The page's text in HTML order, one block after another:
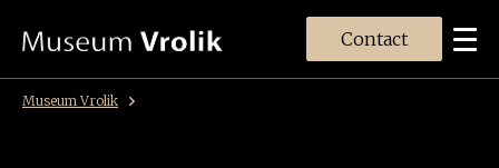
Contact
Museum Vrolik